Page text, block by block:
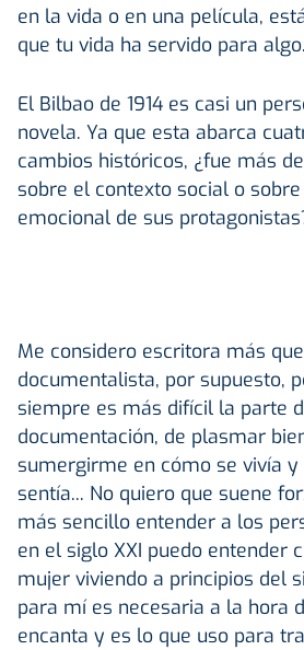
en la vida o en una película,
que tu vida ha servido para algo.
El Bilbao de 1914 es casi un
novela. Ya que esta abarca
cambios históricos, ¿fue más
sobre el contexto social o
emocional de sus
Me considero escritora más
documentalista, por supuesto,
siempre es más difícil la parte
documentación, de plasmar
sumergirme en cómo se vivía y
sentía... No quiero que suene
más sencillo entender a los
en el siglo XXI puedo entender
mujer viviendo a principios del
para mí es necesaria a la hora
encanta y es lo que uso para